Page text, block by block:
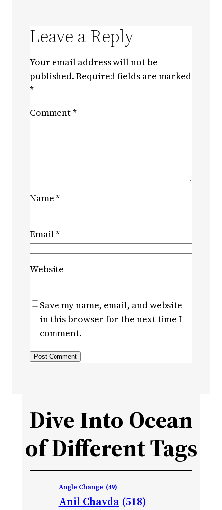
Leave a Reply
Your email address will not be
published. Required fields are marked
*
Comment*
Name *
Email*
Website
Save my name, email, and website
in this browser for the next time I
comment.
Dive Into Ocean
of Different Tags
Angle Change (49)
Anil Chavda (518)